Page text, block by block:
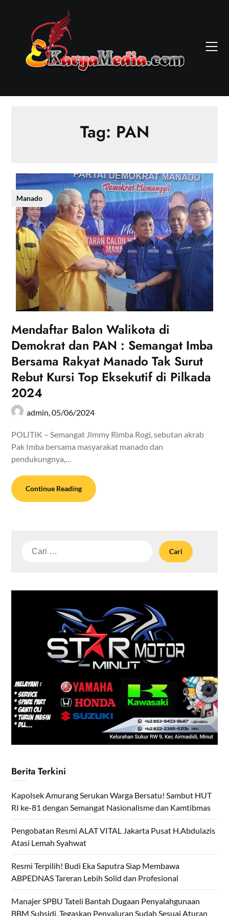
Tag: PAN
Manado
Mendaftar Balon Walikota di
Demokrat dan PAN : Semangat Imba
Bersama Rakyat Manado Tak Surut
Rebut Kursi Top Eksekutif di Pilkada
2024
admin,05/06/2024
POLITIK – Semangat Jimmy Rimba Rogi, sebutan akrab
Pak Imba bersama masyarakat manado dan
pendukungnya,…
Continue Reading
Cari
Berita Terkini
Kapolsek Amurang Serukan Warga Bersatu! Sambut HUT
RI ke-81 dengan Semangat Nasionalisme dan Kamtibmas
Pengobatan Resmi ALAT VITAL Jakarta Pusat H.Abdulazis
Atasi Lemah Syahwat
Resmi Terpilih! Budi Eka Saputra Siap Membawa
ABPEDNAS Tareran Lebih Solid dan Profesional
Manajer SPBU Tateli Bantah Dugaan Penyalahgunaan
BBM Subsidi, Tegaskan Penyaluran Sudah Sesuai Aturan